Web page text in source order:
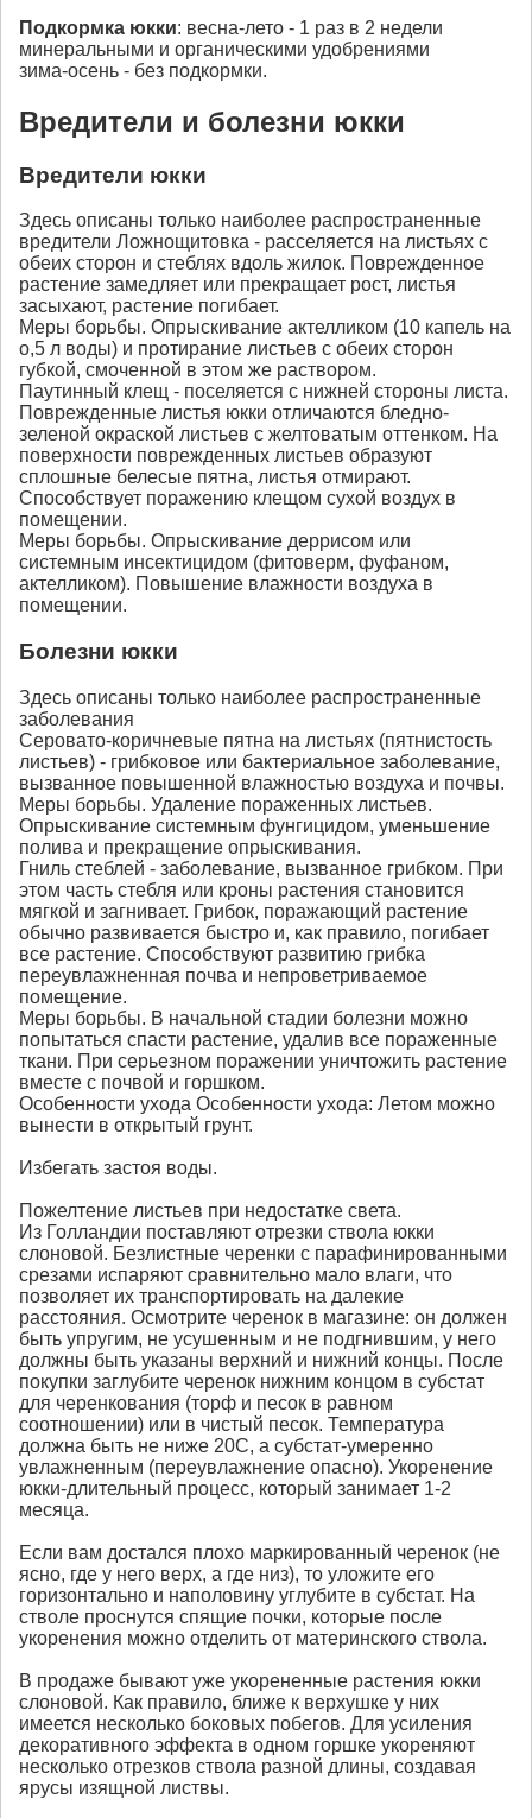
Подкормка юкки: весна-лето - 1 раз в 2 недели
минеральными и органическими удобрениями
зима-осень - без подкормки.
Вредители и болезни юкки
Вредители юкки
Здесь описаны только наиболее распространенные
вредители Ложнощитовка - расселяется на листьях с
обеих сторон и стеблях вдоль жилок. Поврежденное
растение замедляет или прекращает рост, листья
засыхают, растение погибает.
Меры борьбы. Опрыскивание актелликом (10 капель на
о,5 л воды) и протирание листьев с обеих сторон
губкой, смоченной в этом же раствором.
Паутинный клещ - поселяется с нижней стороны листа.
Поврежденные листья юкки отличаются бледно-
зеленой окраской листьев с желтоватым оттенком. На
поверхности поврежденных листьев образуют
сплошные белесые пятна, листья отмирают.
Способствует поражению клещом сухой воздух в
помещении.
Меры борьбы. Опрыскивание деррисом или
системным инсектицидом (фитоверм, фуфаном,
актелликом). Повышение влажности воздуха в
помещении.
Болезни юкки
Здесь описаны только наиболее распространенные
заболевания
Серовато-коричневые пятна на листьях (пятнистость
листьев) - грибковое или бактериальное заболевание,
вызванное повышенной влажностью воздуха и почвы.
Меры борьбы. Удаление пораженных листьев.
Опрыскивание системным фунгицидом, уменьшение
полива и прекращение опрыскивания.
Гниль стеблей - заболевание, вызванное грибком. При
этом часть стебля или кроны растения становится
мягкой и загнивает. Грибок, поражающий растение
обычно развивается быстро и, как правило, погибает
все растение. Способствуют развитию грибка
переувлажненная почва и непроветриваемое
помещение.
Меры борьбы. В начальной стадии болезни можно
попытаться спасти растение, удалив все пораженные
ткани. При серьезном поражении уничтожить растение
вместе с почвой и горшком.
Особенности ухода Особенности ухода: Летом можно
вынести в открытый грунт.
Избегать застоя воды.
Пожелтение листьев при недостатке света.
Из Голландии поставляют отрезки ствола юкки
слоновой. Безлистные черенки с парафинированными
срезами испаряют сравнительно мало влаги, что
позволяет их транспортировать на далекие
расстояния. Осмотрите черенок в магазине: он должен
быть упругим, не усушенным и не подгнившим, у него
должны быть указаны верхний и нижний концы. После
покупки заглубите черенок нижним концом в субстат
для черенкования (торф и песок в равном
соотношении) или в чистый песок. Температура
должна быть не ниже 20С, а субстат-умеренно
увлажненным (переувлажнение опасно). Укоренение
юкки-длительный процесс, который занимает 1-2
месяца.
Если вам достался плохо маркированный черенок (не
ясно, где у него верх, а где низ), то уложите его
горизонтально и наполовину углубите в субстат. На
стволе проснутся спящие почки, которые после
укоренения можно отделить от материнского ствола.
В продаже бывают уже укорененные растения юкки
слоновой. Как правило, ближе к верхушке у них
имеется несколько боковых побегов. Для усиления
декоративного эффекта в одном горшке укореняют
несколько отрезков ствола разной длины, создавая
ярусы изящной листвы.